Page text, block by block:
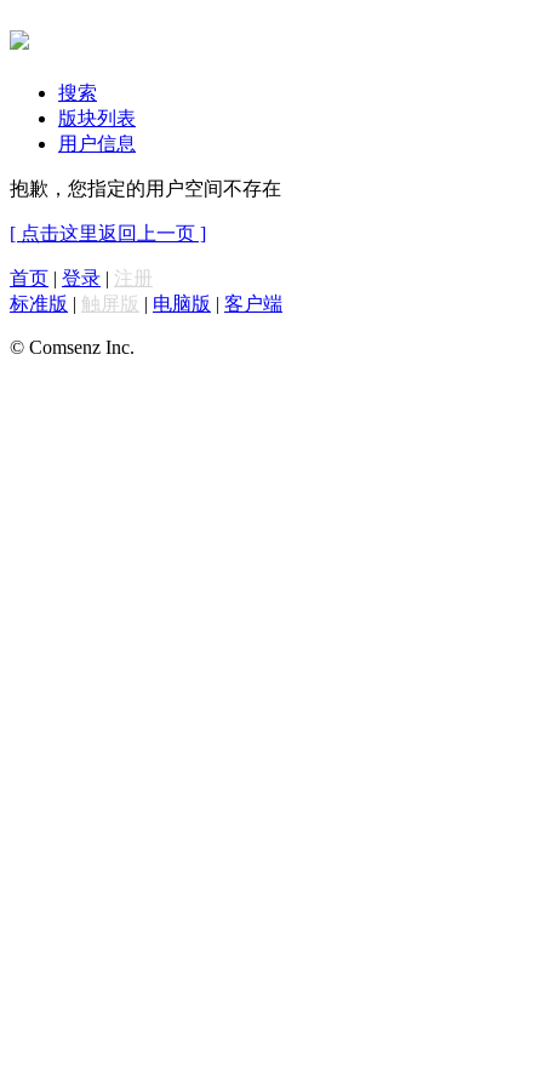
搜索
版块列表
用户信息
抱歉，您指定的用户空间不存在
[ 点击这里返回上一页 ]
首页 | 登录 | 注册
标准版 | 触屏版 | 电脑版 | 客户端
© Comsenz Inc.